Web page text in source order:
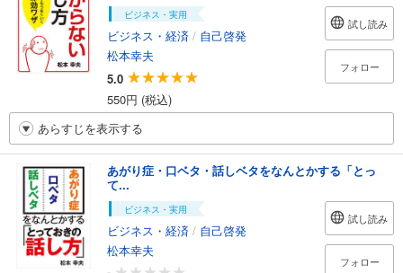
ビジネス・実用
ビジネス・経済 / 自己啓発
松本幸夫
5.0
550円 (税込)
試し読み
フォロー
あらすじを表示する
あがり症・口ベタ・話しベタをなんとかする「とっ
て...
ビジネス・実用
ビジネス・経済 / 自己啓発
松本幸夫
試し読み
フォロー